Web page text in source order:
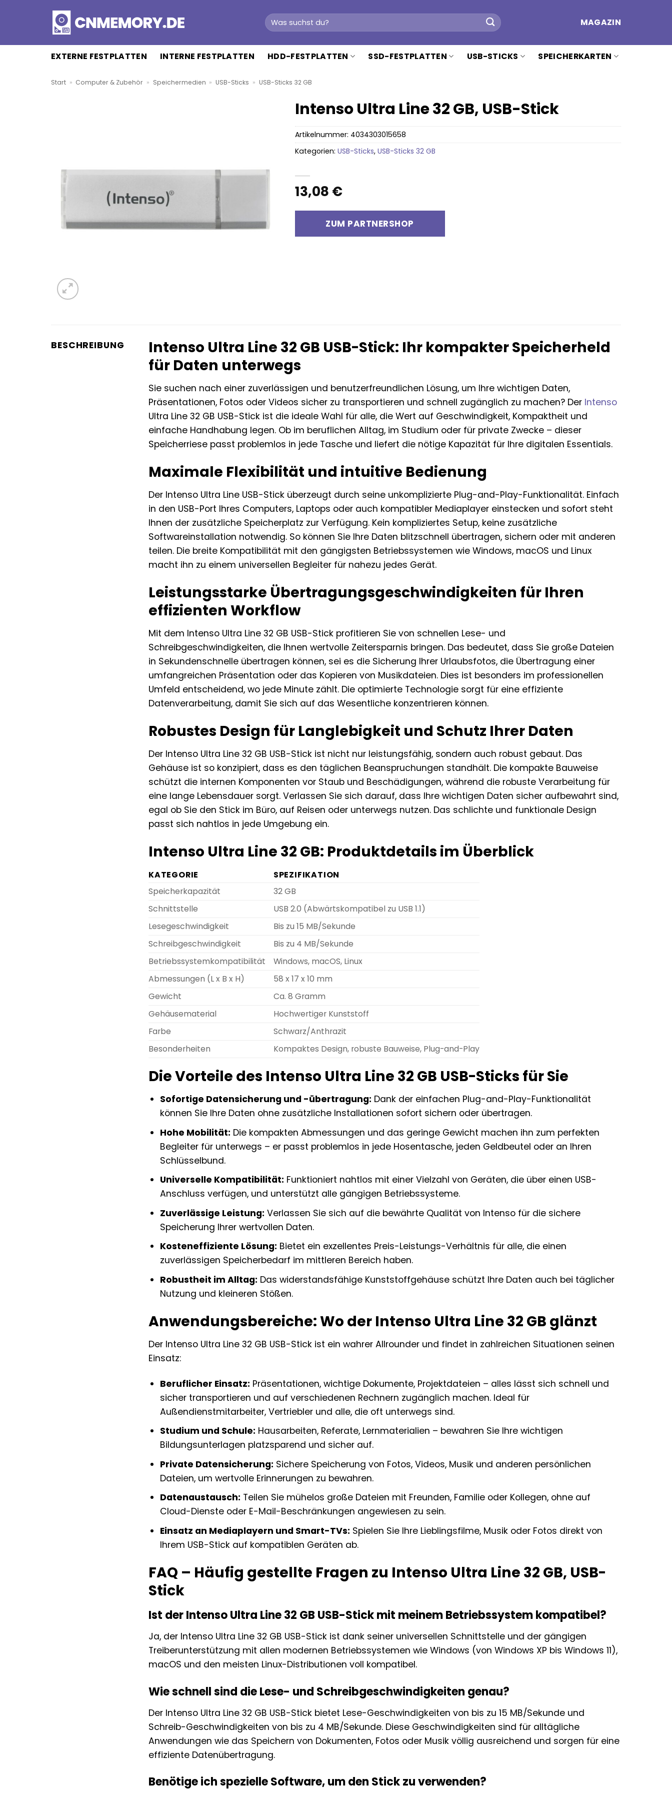
Suchen
nach:
MAGAZIN
EXTERNE FESTPLATTEN INTERNE FESTPLATTEN HDD-FESTPLATTEN SSD-FESTPLATTEN USB-STICKS SPEICHERKARTEN
Start » Computer & Zubehör » Speichermedien » USB-Sticks » USB-Sticks 32 GB
Intenso Ultra Line 32 GB, USB-Stick
13,08 €
ZUM PARTNERSHOP
Artikelnummer: 4034303015658
Kategorien: USB-Sticks, USB-Sticks 32 GB
BESCHREIBUNG
Intenso Ultra Line 32 GB USB-Stick: Ihr kompakter Speicherheld
für Daten unterwegs
Sie suchen nach einer zuverlässigen und benutzerfreundlichen Lösung, um Ihre wichtigen Daten,
Präsentationen, Fotos oder Videos sicher zu transportieren und schnell zugänglich zu machen? Der Intenso
Ultra Line 32 GB USB-Stick ist die ideale Wahl für alle, die Wert auf Geschwindigkeit, Kompaktheit und
einfache Handhabung legen. Ob im beruflichen Alltag, im Studium oder für private Zwecke – dieser
Speicherriese passt problemlos in jede Tasche und liefert die nötige Kapazität für Ihre digitalen Essentials.
Maximale Flexibilität und intuitive Bedienung
Der Intenso Ultra Line USB-Stick überzeugt durch seine unkomplizierte Plug-and-Play-Funktionalität. Einfach
in den USB-Port Ihres Computers, Laptops oder auch kompatibler Mediaplayer einstecken und sofort steht
Ihnen der zusätzliche Speicherplatz zur Verfügung. Kein kompliziertes Setup, keine zusätzliche
Softwareinstallation notwendig. So können Sie Ihre Daten blitzschnell übertragen, sichern oder mit anderen
teilen. Die breite Kompatibilität mit den gängigsten Betriebssystemen wie Windows, macOS und Linux
macht ihn zu einem universellen Begleiter für nahezu jedes Gerät.
Leistungsstarke Übertragungsgeschwindigkeiten für Ihren
effizienten Workflow
Mit dem Intenso Ultra Line 32 GB USB-Stick profitieren Sie von schnellen Lese- und
Schreibgeschwindigkeiten, die Ihnen wertvolle Zeitersparnis bringen. Das bedeutet, dass Sie große Dateien
in Sekundenschnelle übertragen können, sei es die Sicherung Ihrer Urlaubsfotos, die Übertragung einer
umfangreichen Präsentation oder das Kopieren von Musikdateien. Dies ist besonders im professionellen
Umfeld entscheidend, wo jede Minute zählt. Die optimierte Technologie sorgt für eine effiziente
Datenverarbeitung, damit Sie sich auf das Wesentliche konzentrieren können.
Robustes Design für Langlebigkeit und Schutz Ihrer Daten
Der Intenso Ultra Line 32 GB USB-Stick ist nicht nur leistungsfähig, sondern auch robust gebaut. Das
Gehäuse ist so konzipiert, dass es den täglichen Beanspruchungen standhält. Die kompakte Bauweise
schützt die internen Komponenten vor Staub und Beschädigungen, während die robuste Verarbeitung für
eine lange Lebensdauer sorgt. Verlassen Sie sich darauf, dass Ihre wichtigen Daten sicher aufbewahrt sind,
egal ob Sie den Stick im Büro, auf Reisen oder unterwegs nutzen. Das schlichte und funktionale Design
passt sich nahtlos in jede Umgebung ein.
Intenso Ultra Line 32 GB: Produktdetails im Überblick
KATEGORIE
SPEZIFIKATION
Speicherkapazität
32 GB
Schnittstelle
USB 2.0 (Abwärtskompatibel zu USB 1.1)
Lesegeschwindigkeit
Bis zu 15 MB/Sekunde
Schreibgeschwindigkeit
Bis zu 4 MB/Sekunde
Betriebssystemkompatibilität
Windows, macOS, Linux
Abmessungen (L x B x H)
58 x 17 x 10 mm
Gewicht
Ca. 8 Gramm
Gehäusematerial
Hochwertiger Kunststoff
Farbe
Schwarz/Anthrazit
Besonderheiten
Kompaktes Design, robuste Bauweise, Plug-and-Play
Die Vorteile des Intenso Ultra Line 32 GB USB-Sticks für Sie
Sofortige Datensicherung und -übertragung: Dank der einfachen Plug-and-Play-Funktionalität
können Sie Ihre Daten ohne zusätzliche Installationen sofort sichern oder übertragen.
Hohe Mobilität: Die kompakten Abmessungen und das geringe Gewicht machen ihn zum perfekten
Begleiter für unterwegs – er passt problemlos in jede Hosentasche, jeden Geldbeutel oder an Ihren
Schlüsselbund.
Universelle Kompatibilität: Funktioniert nahtlos mit einer Vielzahl von Geräten, die über einen USB-
Anschluss verfügen, und unterstützt alle gängigen Betriebssysteme.
Zuverlässige Leistung: Verlassen Sie sich auf die bewährte Qualität von Intenso für die sichere
Speicherung Ihrer wertvollen Daten.
Kosteneffiziente Lösung: Bietet ein exzellentes Preis-Leistungs-Verhältnis für alle, die einen
zuverlässigen Speicherbedarf im mittleren Bereich haben.
Robustheit im Alltag: Das widerstandsfähige Kunststoffgehäuse schützt Ihre Daten auch bei täglicher
Nutzung und kleineren Stößen.
Anwendungsbereiche: Wo der Intenso Ultra Line 32 GB glänzt
Der Intenso Ultra Line 32 GB USB-Stick ist ein wahrer Allrounder und findet in zahlreichen Situationen seinen
Einsatz:
Beruflicher Einsatz: Präsentationen, wichtige Dokumente, Projektdateien – alles lässt sich schnell und
sicher transportieren und auf verschiedenen Rechnern zugänglich machen. Ideal für
Außendienstmitarbeiter, Vertriebler und alle, die oft unterwegs sind.
Studium und Schule: Hausarbeiten, Referate, Lernmaterialien – bewahren Sie Ihre wichtigen
Bildungsunterlagen platzsparend und sicher auf.
Private Datensicherung: Sichere Speicherung von Fotos, Videos, Musik und anderen persönlichen
Dateien, um wertvolle Erinnerungen zu bewahren.
Datenaustausch: Teilen Sie mühelos große Dateien mit Freunden, Familie oder Kollegen, ohne auf
Cloud-Dienste oder E-Mail-Beschränkungen angewiesen zu sein.
Einsatz an Mediaplayern und Smart-TVs: Spielen Sie Ihre Lieblingsfilme, Musik oder Fotos direkt von
Ihrem USB-Stick auf kompatiblen Geräten ab.
FAQ – Häufig gestellte Fragen zu Intenso Ultra Line 32 GB, USB-
Stick
Ist der Intenso Ultra Line 32 GB USB-Stick mit meinem Betriebssystem kompatibel?
Ja, der Intenso Ultra Line 32 GB USB-Stick ist dank seiner universellen Schnittstelle und der gängigen
Treiberunterstützung mit allen modernen Betriebssystemen wie Windows (von Windows XP bis Windows 11),
macOS und den meisten Linux-Distributionen voll kompatibel.
Wie schnell sind die Lese- und Schreibgeschwindigkeiten genau?
Der Intenso Ultra Line 32 GB USB-Stick bietet Lese-Geschwindigkeiten von bis zu 15 MB/Sekunde und
Schreib-Geschwindigkeiten von bis zu 4 MB/Sekunde. Diese Geschwindigkeiten sind für alltägliche
Anwendungen wie das Speichern von Dokumenten, Fotos oder Musik völlig ausreichend und sorgen für eine
effiziente Datenübertragung.
Benötige ich spezielle Software, um den Stick zu verwenden?